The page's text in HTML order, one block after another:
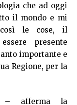
che ad oggi
il mondo e mi
così le cose, il
presente
importante e
Regione, per la
– afferma la